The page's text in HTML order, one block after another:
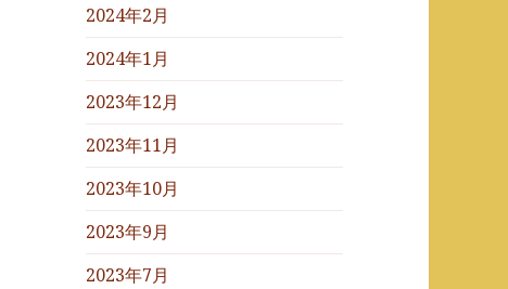
2024年2月
2024年1月
2023年12月
2023年11月
2023年10月
2023年9月
2023年7月